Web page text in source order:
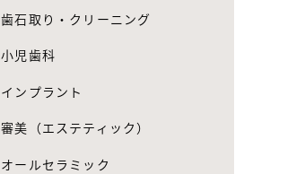
歯石取り・クリーニング
小児歯科
インプラント
審美（エステティック）
オールセラミック